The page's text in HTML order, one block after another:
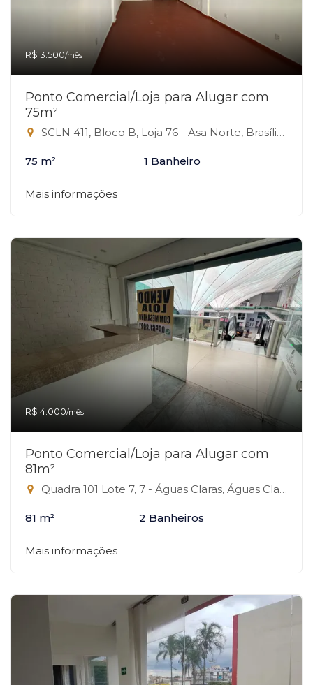
R$ 3.500/mês
Ponto Comercial/Loja para Alugar com
75m²
SCLN 411, Bloco B, Loja 76 - Asa Norte, Brasília-DF
75 m² 1 Banheiro
Mais informações
R$ 4.000/mês
Ponto Comercial/Loja para Alugar com
81m²
Quadra 101 Lote 7, 7 - Águas Claras, Águas Claras-DF
81 m² 2 Banheiros
Mais informações